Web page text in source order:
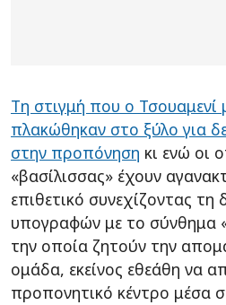
Τη στιγμή που ο Τσουαμενί
πλακώθηκαν στο ξύλο για
στην προπόνηση κι ενώ οι
«βασίλισσας» έχουν
επιθετικό συνεχίζοντας τη
υπογραφών με το σύνθημα
την οποία ζητούν την
ομάδα, εκείνος εθεάθη να
προπονητικό κέντρο μέσα